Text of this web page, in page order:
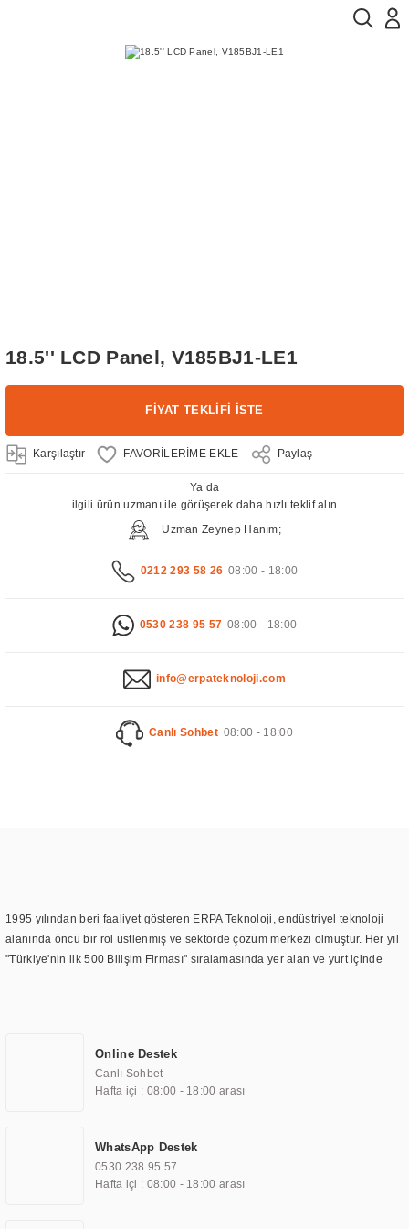
18.5'' LCD Panel, V185BJ1-LE1
FİYAT TEKLİFİ İSTE
Karşılaştır Paylaş
Ya da
ilgili ürün uzmanı ile görüşerek daha hızlı teklif alın
Uzman Zeynep Hanım;
0212 293 58 26 08:00 - 18:00
0530 238 95 57 08:00 - 18:00
info@erpateknoloji.com
Canlı Sohbet 08:00 - 18:00
1995 yılından beri faaliyet gösteren ERPA Teknoloji, endüstriyel teknoloji
alanında öncü bir rol üstlenmiş ve sektörde çözüm merkezi olmuştur. Her yıl
"Türkiye'nin ilk 500 Bilişim Firması" sıralamasında yer alan ve yurt içinde
TOCHI markası altında kendi ürettiği ürünlerde kullanmıştır. Günümüzde
TOCHI; videowall, digital signage, kiosk, totem, akıllı durak ekranı, araç içi
ekran, asansör ekranı, digital menüboard, marin ekran, medikal ekran,
ekranları, endüstriyel ekranlar, kapı önü bilgi ekranları, panel PC,
endüstriyel Panel PC, mini PC, endüstriyel mini PC ve akıllı bina sistemleri
gibi çözümleri 4.5" ile 110” boyutları arasında üretebilirken, ayrıca standart
Online Destek
Canlı Sohbet
Hafta içi : 08:00 - 18:00 arası
WhatsApp Destek
0530 238 95 57
Hafta içi : 08:00 - 18:00 arası